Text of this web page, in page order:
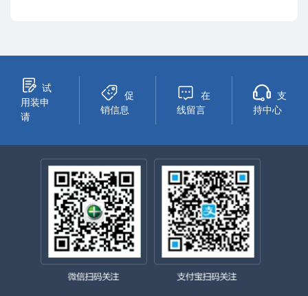
试
用装申
请
促
销信息
在
线留言
支
持中心